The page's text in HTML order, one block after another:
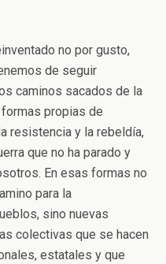
no por gusto,
de seguir
caminos sacados de la
propias de
resistencia y la rebeldía,
que no ha parado y
En esas formas no
para la
sino nuevas
colectivas que se hacen
estatales y que